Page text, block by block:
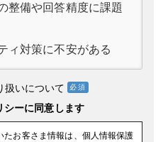
整備や回答精度に課題
ィ対策に不安がある
扱いについて
たお客さま情報は、個人情報保護